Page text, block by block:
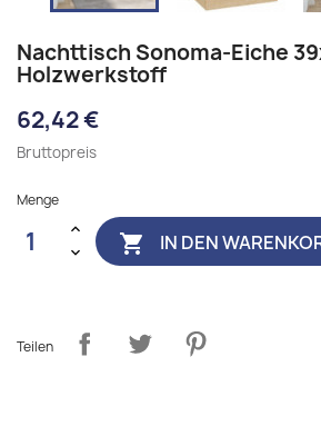
Nachttisch Sonoma-Eiche
Holzwerkstoff
62,42 €
Bruttopreis
Menge
 IN DEN
Teilen